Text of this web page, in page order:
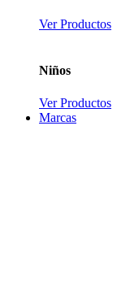
Ver Productos
Niños
Ver Productos
Marcas